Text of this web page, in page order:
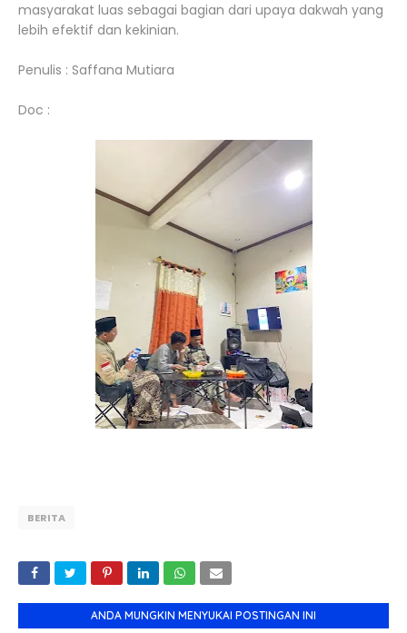
masyarakat luas sebagai bagian dari upaya dakwah yang
lebih efektif dan kekinian.
Penulis : Saffana Mutiara
Doc :
BERITA
ANDA MUNGKIN MENYUKAI POSTINGAN INI